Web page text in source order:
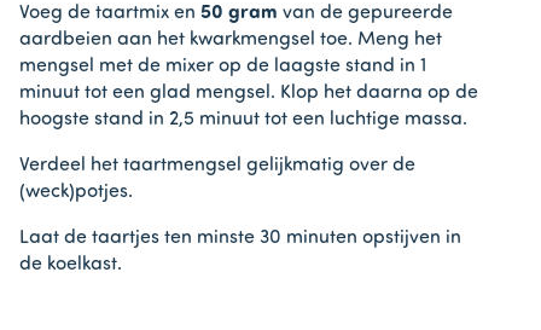
Voeg de taartmix en 50 gram van de gepureerde
aardbeien aan het kwarkmengsel toe. Meng het
mengsel met de mixer op de laagste stand in 1
minuut tot een glad mengsel. Klop het daarna op de
hoogste stand in 2,5 minuut tot een luchtige massa.
Verdeel het taartmengsel gelijkmatig over de
(weck)potjes.
Laat de taartjes ten minste 30 minuten opstijven in
de koelkast.